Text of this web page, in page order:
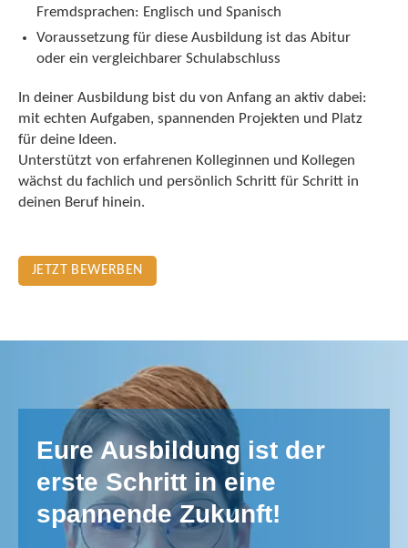
Fremdsprachen: Englisch und Spanisch
Voraussetzung für diese Ausbildung ist das Abitur
oder ein vergleichbarer Schulabschluss
In deiner Ausbildung bist du von Anfang an aktiv dabei:
mit echten Aufgaben, spannenden Projekten und Platz
für deine Ideen.
Unterstützt von erfahrenen Kolleginnen und Kollegen
wächst du fachlich und persönlich Schritt für Schritt in
deinen Beruf hinein.
JETZT BEWERBEN
Eure Ausbildung ist der
erste Schritt in eine
spannende Zukunft!